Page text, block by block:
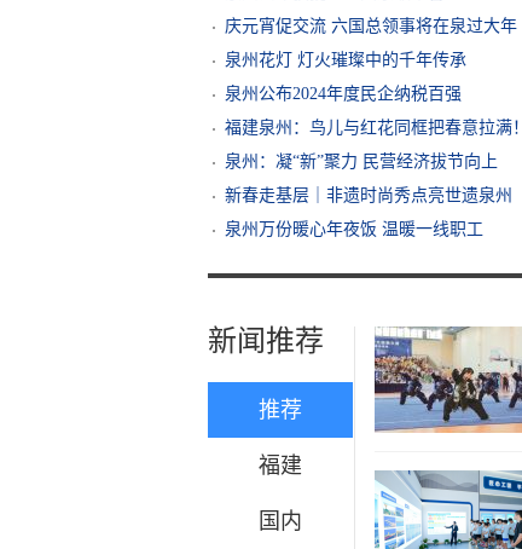
庆元宵促交流 六国总领事将在泉过大年
泉州花灯 灯火璀璨中的千年传承
泉州公布2024年度民企纳税百强
福建泉州：鸟儿与红花同框把春意拉满！
泉州：凝“新”聚力 民营经济拔节向上
新春走基层｜非遗时尚秀点亮世遗泉州
泉州万份暖心年夜饭 温暖一线职工
新闻推荐
推荐
福建
国内